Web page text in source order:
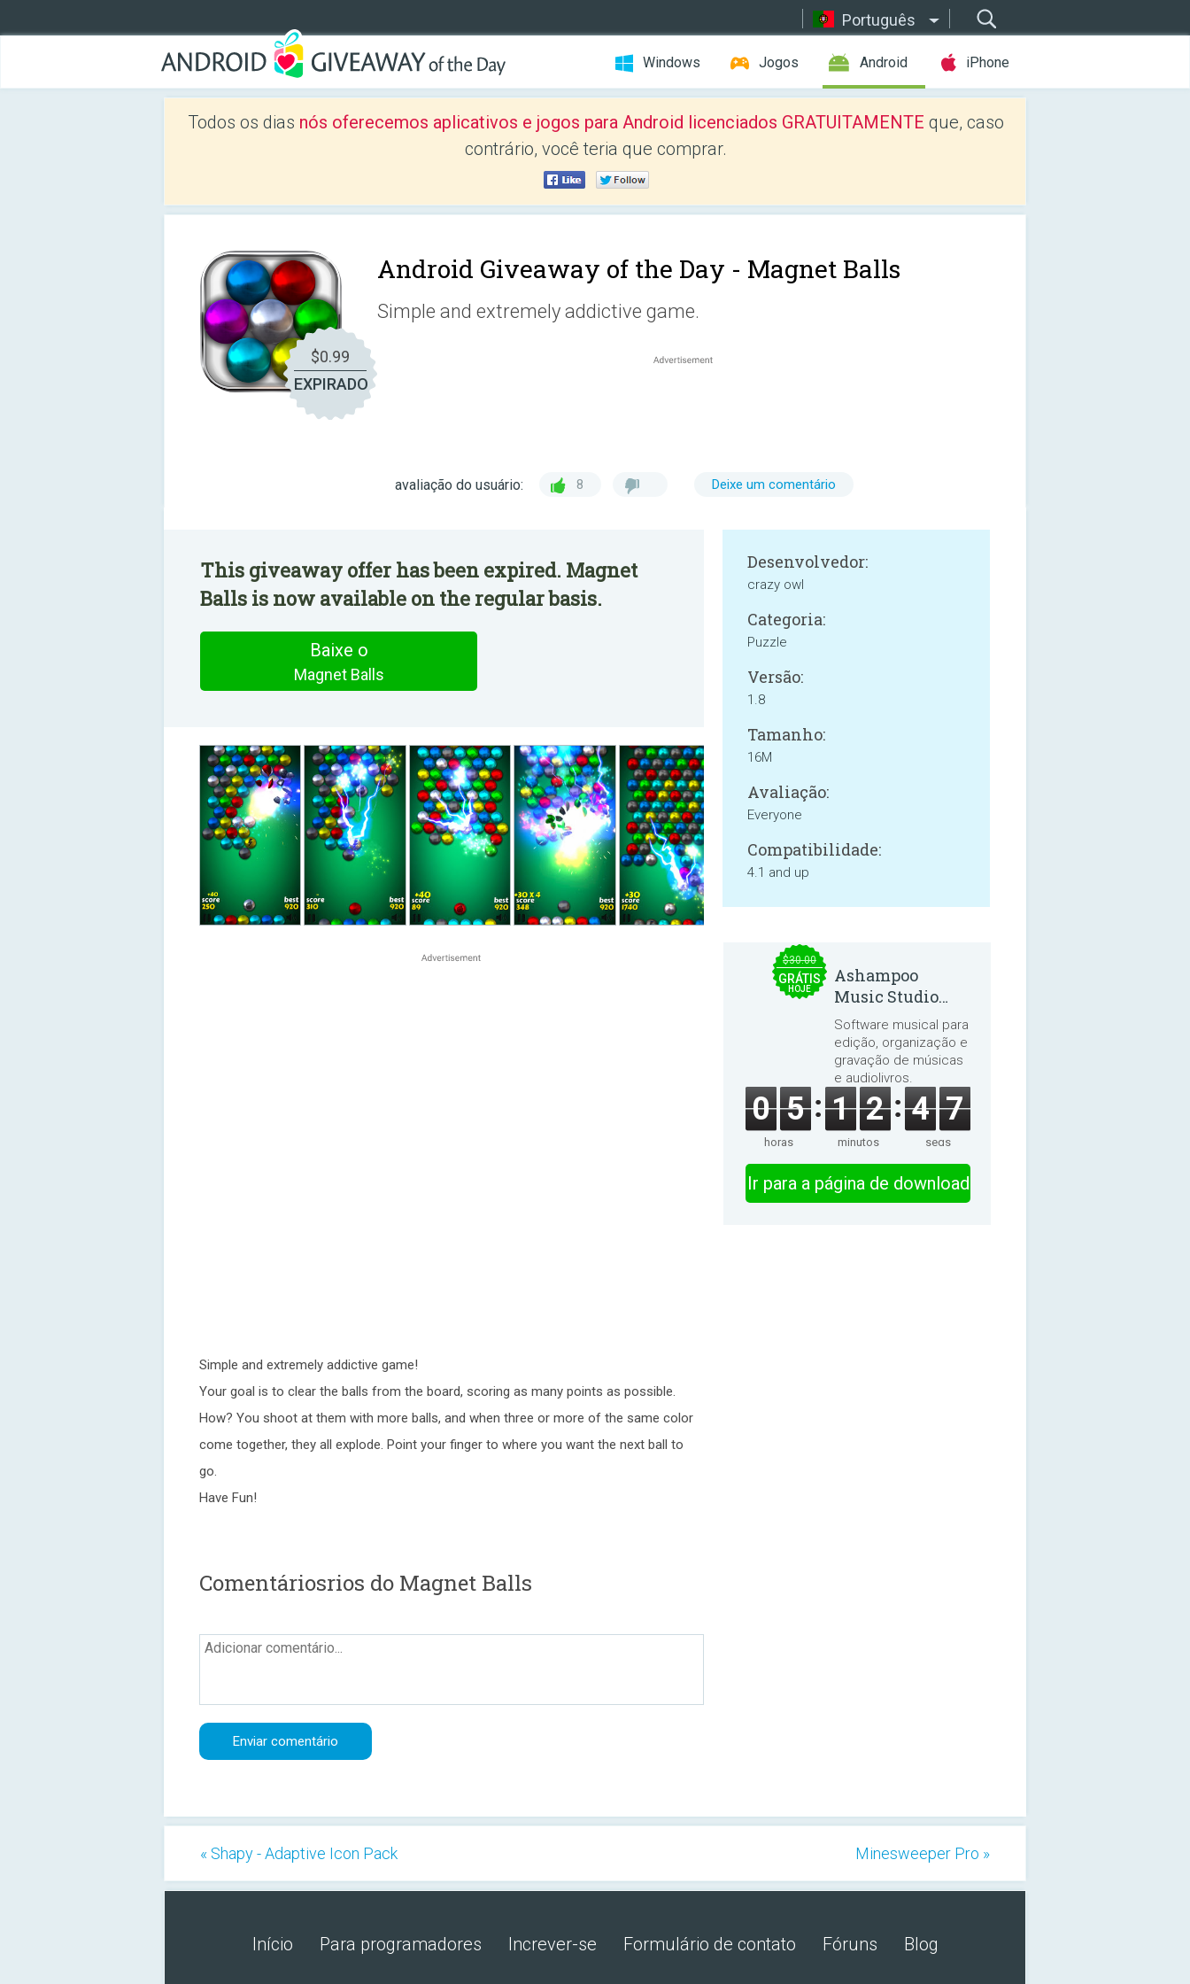
Português
Windows Jogos Android iPhone
Todos os dias nós oferecemos aplicativos e jogos para Android licenciados GRATUITAMENTE que, caso
contrário, você teria que comprar.
$0.99
EXPIRADO
Android Giveaway of the Day - Magnet Balls
Simple and extremely addictive game.
avaliação do usuário: 8 Deixe um comentário
This giveaway offer has been expired. Magnet
Balls is now available on the regular basis.
Baixe o
Magnet Balls
Simple and extremely addictive game!
Your goal is to clear the balls from the board, scoring as many points as possible.
How? You shoot at them with more balls, and when three or more of the same color
come together, they all explode. Point your finger to where you want the next ball to
go.
Have Fun!
Desenvolvedor:
crazy owl
Categoria:
Puzzle
Versão:
1.8
Tamanho:
16M
Avaliação:
Everyone
Compatibilidade:
4.1 and up
Comentáriosrios do Magnet Balls
$30.00
GRÁTIS
HOJE
Ashampoo
Music Studio
2025
Software musical para
edição, organização e
gravação de músicas
e audiolivros.
0 5
horas
1 2
minutos
4 7
segs
Ir para a página de download
« Shapy - Adaptive Icon Pack Minesweeper Pro »
Início Para programadores Increver-se Formulário de contato Fóruns Blog